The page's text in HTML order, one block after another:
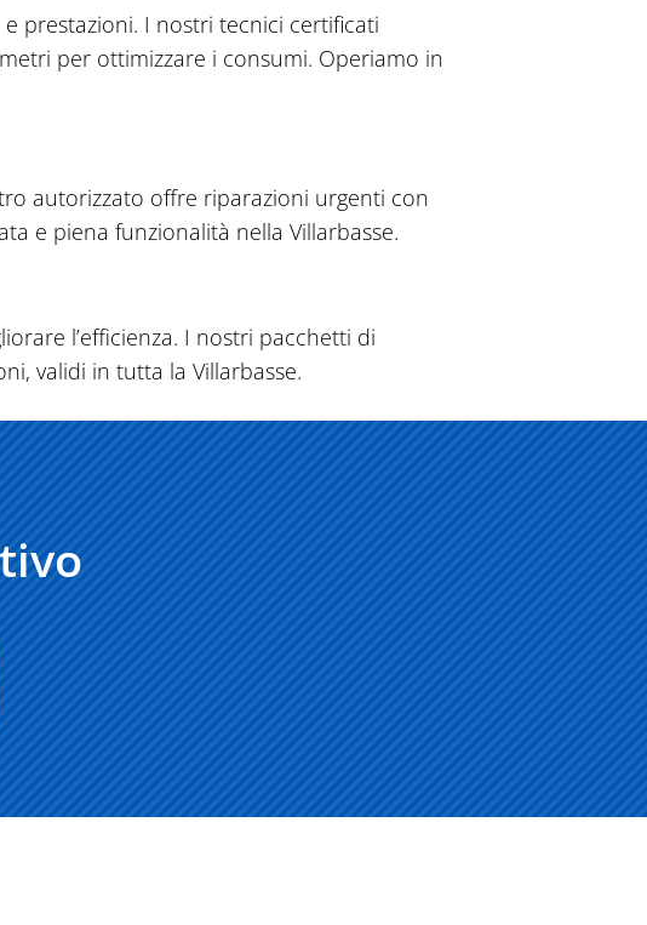
prestazioni. I nostri tecnici certificati
per ottimizzare i consumi. Operiamo in
autorizzato offre riparazioni urgenti con
e piena funzionalità nella Villarbasse.
l’efficienza. I nostri pacchetti di
validi in tutta la Villarbasse.